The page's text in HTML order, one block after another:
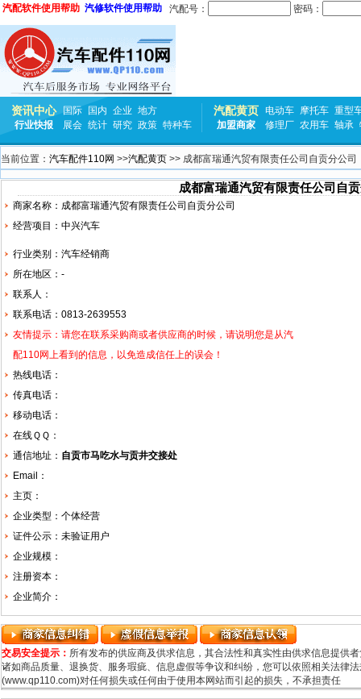
汽配软件使用帮助 汽修软件使用帮助 汽配号： 密码：
资讯中心 国际 国内 企业 地方
行业快报
展会 统计 研究 政策 特种车
汽配黄页 电动车 摩托车 重型
加盟商家
修理厂 农用车 轴承
当前位置： 汽车配件110网 >>汽配黄页 >> 成都富瑞通汽贸有限责任公司自贡分公司
成都富瑞通汽贸有限责任公司自
商家名称：成都富瑞通汽贸有限责任公司自贡分公司
经营项目： 中兴汽车
行业类别：汽车经销商
所在地区：-
联系人：
联系电话：0813-2639553
友情提示：请您在联系采购商或者供应商的时候，请说明您是从汽
配110网上看到的信息，以免造成信任上的误会！
热线电话：
传真电话：
移动电话：
在线ＱＱ：
通信地址： 自贡市马吃水与贡井交接处
Email：
主页：
企业类型：个体经营
证件公示：未验证用户
企业规模：
注册资本：
企业简介：
交易安全提示： 所有发布的供应商及供求信息，其合法性和真实性由供求信息提供
诸如商品质量、退换货、服务瑕疵、信息虚假等争议和纠纷，您可以依照相关法律
(www.qp110.com)对任何损失或任何由于使用本网站而引起的损失，不承担责任